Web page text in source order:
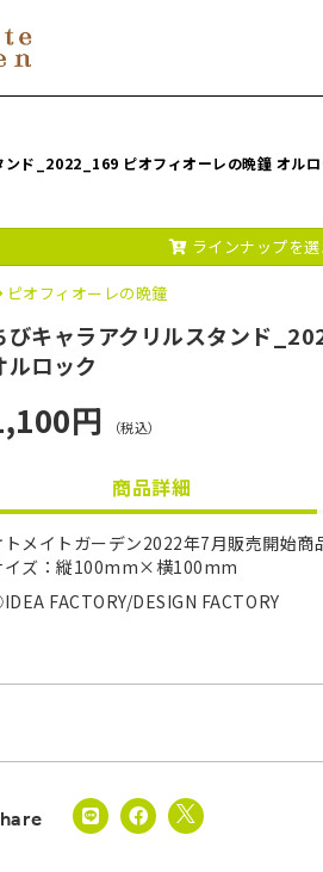
ンド_2022_169 ピオフィオーレの晩鐘 オルロ
ラインナップを
ピオフィオーレの晩鐘
びキャラアクリルスタンド
ルロック
円 （税込）
商品詳細
トメイトガーデン2022年7月販売開始商
イズ：縦100mm×横100mm
FACTORY/DESIGN FACTORY